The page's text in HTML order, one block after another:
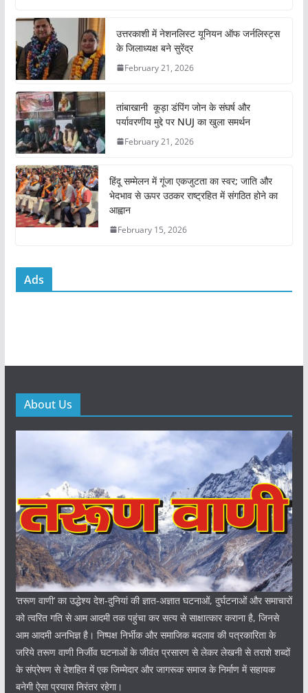
c
e
b
o
o
k
itt
er s
A
p
e
उत्तरकाशी में नेशनलिस्ट यूनियन ऑफ जर्नलिस्ट्स
के जिलाध्यक्ष बने सुरेंद्र
February 21, 2026
तांबाखानी कूड़ा डंपिंग जोन के संघर्ष और
पर्यावरणीय मुद्दे पर NUJ का खुला समर्थन
February 21, 2026
हिंदू सम्मेलन में गूंजा एकजुटता का स्वर; जाति और
भेदभाव से ऊपर उठकर राष्ट्रहित में संगठित होने का
आह्वान
February 15, 2026
Ads
About Us
‘तरूण वाणी‘ का उद्धेश्य देश-दुनियां की ज्ञात-अज्ञात घटनाओं, दुर्घटनाओं और समाचारों
को त्वरित गति से आम आदमी तक पहुंचा कर सत्य से साक्षात्कार कराना है, जिनसे
आम आदमी अनभिज्ञ है। निष्पक्ष निर्भीक और समाजिक बदलाव की पत्रकारिता के
जरिये तरूण वाणी निर्जीव घटनाओं के जीवंत प्रसारण से लेकर लेखनी से तराशे शब्दों
के संप्रेषण से देशहित में एक जिम्मेदार और जागरूक समाज के निर्माण में सहायक
बनेगी ऐसा प्रयास निरंतर रहेगा।